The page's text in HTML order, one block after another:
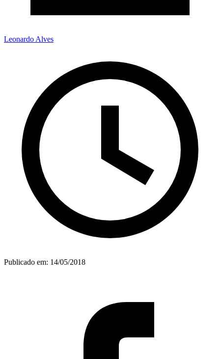
Leonardo Alves
Publicado em: 14/05/2018